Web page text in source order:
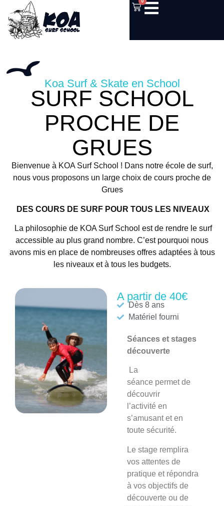
Koa Surf & Skate en School
SURF SCHOOL
PROCHE DE
GRUES
Bienvenue à KOA Surf School ! Dans notre école de surf,
nous vous proposons un large choix de cours proche de
Grues
DES COURS DE SURF POUR TOUS LES NIVEAUX
La philosophie de KOA Surf School est de rendre le surf
accessible au plus grand nombre. C’est pourquoi nous
avons mis en place de nombreuses offres adaptées à tous
les niveaux et à tous les budgets.
A partir de 40€
Dès 8 ans
Matériel fourni
Séances et stages
découverte
La
séance permet de
découvrir
l’activité en
s’amusant et en
toute sécurité.
Le stage remplira
vos attentes de
pratique et répondra
à vos objectifs de
découverte ou de